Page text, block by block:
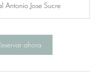
Antonio Jose Sucre
ahora